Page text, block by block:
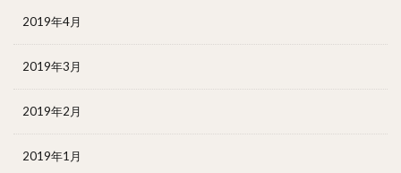
2019年4月
2019年3月
2019年2月
2019年1月